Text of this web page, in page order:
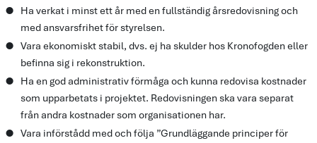
Ha verkat i minst ett år med en fullständig årsredovisning och
med ansvarsfrihet för styrelsen.
Vara ekonomiskt stabil, dvs. ej ha skulder hos Kronofogden eller
befinna sig i rekonstruktion.
Ha en god administrativ förmåga och kunna redovisa kostnader
som upparbetats i projektet. Redovisningen ska vara separat
från andra kostnader som organisationen har.
Vara införstådd med och följa ”Grundläggande principer för